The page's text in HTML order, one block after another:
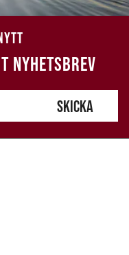
NYHETSBREV
SKICKA